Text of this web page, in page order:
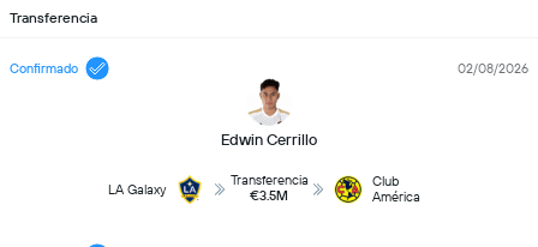
Transferencia
Confirmado
Edwin Cerrillo
02/08/2026
LA Galaxy
Transferencia
€3.5M
Club
América